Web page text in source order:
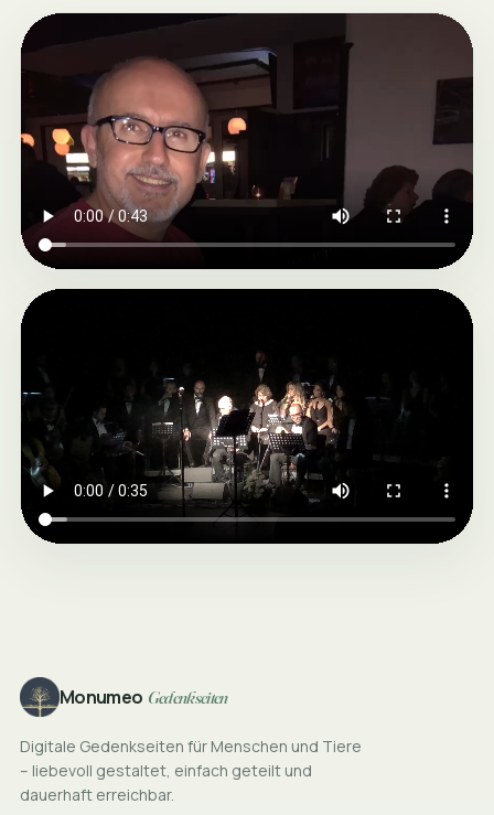
FooterMonumeo Gedenkseiten
Digitale Gedenkseiten für Menschen und Tiere
– liebevoll gestaltet, einfach geteilt und
dauerhaft erreichbar.